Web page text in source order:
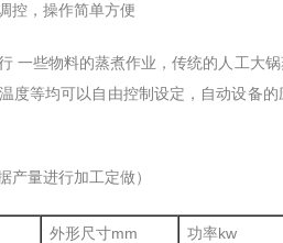
控，操作简单方便
一些物料的蒸煮作业，传统的人工大
度等均可以自由控制设定，自动设备
产量进行加工定做）
外形尺寸mm 功率kw